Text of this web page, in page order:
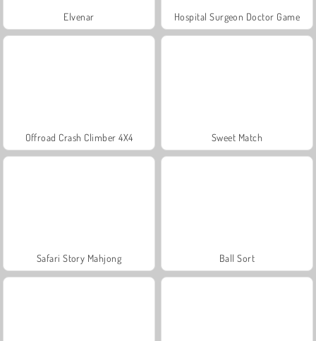
Elvenar Hospital Surgeon Doctor Game
Offroad Crash Climber 4X4 Sweet Match
Safari Story Mahjong Ball Sort